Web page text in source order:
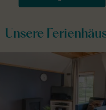
Unsere